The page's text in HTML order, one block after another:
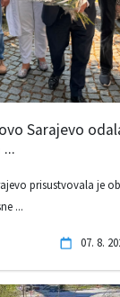
Sarajevo
prisustvovala je
...
07. 8.